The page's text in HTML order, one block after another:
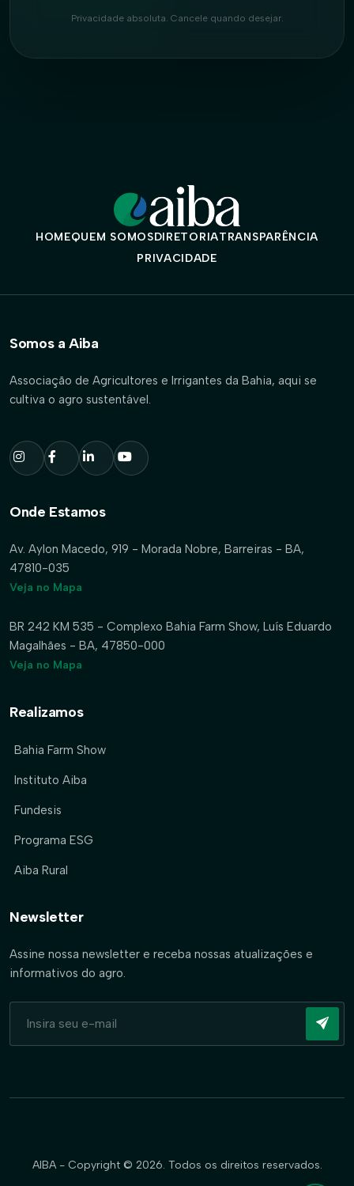
Privacidade absoluta. Cancele quando desejar.
HOMEQUEM SOMOSDIRETORIATRANSPARÊNCIA
PRIVACIDADE
Somos a Aiba
Associação de Agricultores e Irrigantes da Bahia, aqui se
cultiva o agro sustentável.
Onde Estamos
Av. Aylon Macedo, 919 - Morada Nobre, Barreiras - BA,
47810-035
Veja no Mapa
BR 242 KM 535 - Complexo Bahia Farm Show, Luís Eduardo
Magalhães - BA, 47850-000
Veja no Mapa
Realizamos
Bahia Farm Show
Instituto Aiba
Fundesis
Programa ESG
Aiba Rural
Newsletter
Assine nossa newsletter e receba nossas atualizações e
informativos do agro.
AIBA - Copyright © 2026. Todos os direitos reservados.